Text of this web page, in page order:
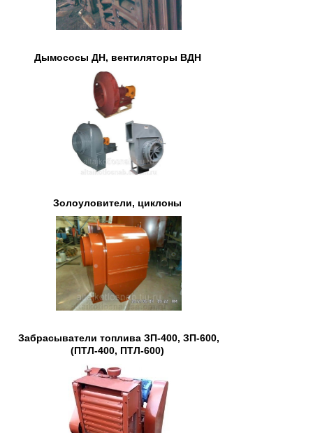
Дымососы ДН, вентиляторы ВДН
Золоуловители, циклоны
Забрасыватели топлива ЗП-400, ЗП-600,
(ПТЛ-400, ПТЛ-600)